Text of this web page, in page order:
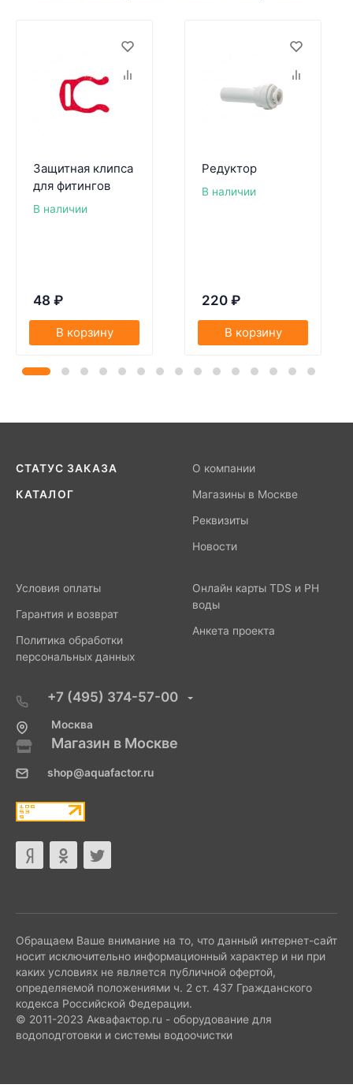
Защитная клипса
для фитингов
В наличии
48 ₽
В корзину
Редуктор
В наличии
220 ₽
В корзину
СТАТУС ЗАКАЗА
КАТАЛОГ
О компании
Магазины в Москве
Реквизиты
Новости
Условия оплаты
Гарантия и возврат
Политика обработки
персональных данных
Онлайн карты TDS и PH
воды
Анкета проекта
+7 (495) 374-57-00
Москва
Магазин в Москве
shop@aquafactor.ru
Обращаем Ваше внимание на то, что данный интернет-сайт
носит исключительно информационный характер и ни при
каких условиях не является публичной офертой,
определяемой положениями ч. 2 ст. 437 Гражданского
кодекса Российской Федерации.
© 2011-2023 Аквафактор.ru - оборудование для
водоподготовки и системы водоочистки